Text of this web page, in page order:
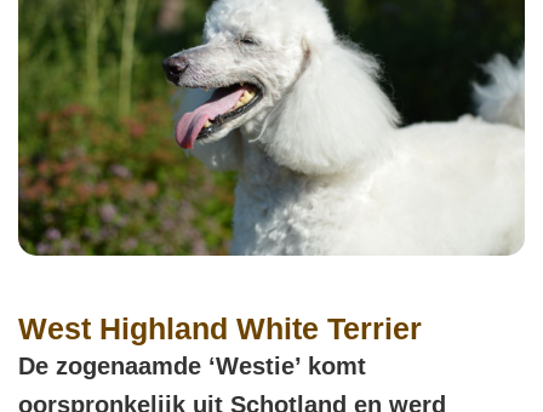
West Highland White Terrier
De zogenaamde ‘Westie’ komt
oorspronkelijk uit Schotland en werd